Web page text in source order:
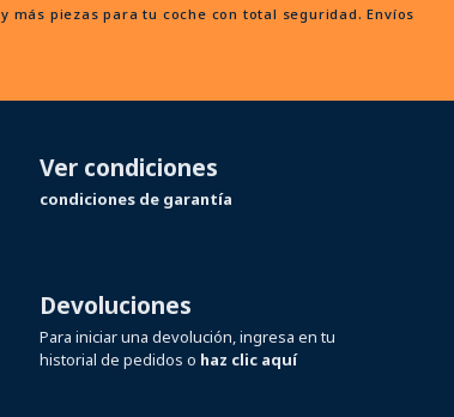
más piezas para tu coche con total seguridad. Envíos
Ver condiciones
condiciones de garantía
Devoluciones
Para iniciar una devolución, ingresa en tu
historial de pedidos o haz clic aquí